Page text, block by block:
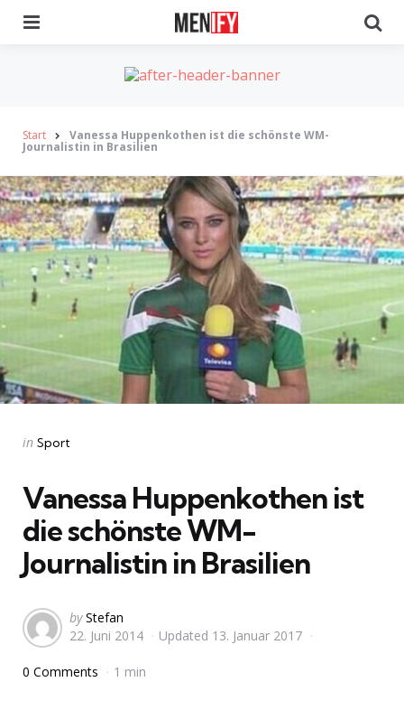
Start Vanessa Huppenkothen ist die schönste WM-
Journalistin in Brasilien
Categories
Posted
in Sport
Vanessa Huppenkothen ist
die schönste WM-
Journalistin in Brasilien
Posted
by
by Stefan
22. Juni 2014
Updated 13. Januar 2017
0 Comments 1 min